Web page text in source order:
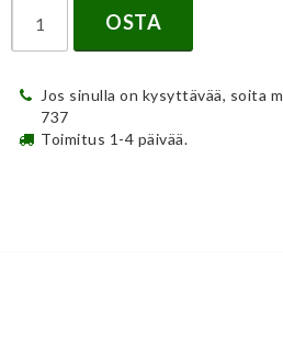
OSTA
Jos sinulla on kysyttävää, soita
737
Toimitus 1-4 päivää.